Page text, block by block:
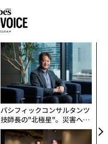
パシフィックコンサルタンツ
技師長の"北極星"。災害への
無力感を乗り越え見つけた、
防災一筋20年の答え